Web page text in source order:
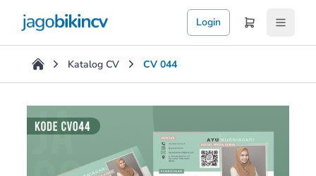
Login
Katalog CV CV 044